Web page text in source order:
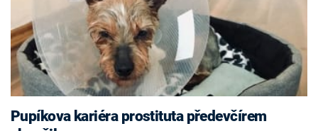
Pupíkova kariéra prostituta předevčírem